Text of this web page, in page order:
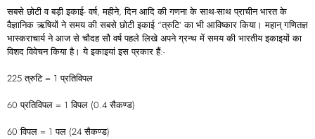
सबसे छोटी व बड़ी इकाई- वर्ष, महीने, दिन आदि की गणना के साथ-साथ प्राचीन भारत के
वैज्ञानिक ऋषियों ने समय की सबसे छोटी इकाई “त्रुटि’ का भी आविष्कार किया। महान्‌ गणितज्ञ
भास्कराचार्य ने आज से चौदह सौ वर्ष पहले लिखे अपने ग्रन्थ में समय की भारतीय इकाइयों का
विशद विवेचन किया है। ये इकाइयां इस प्रकार हैं:-
225 त्रुटि = 1 प्रतिविपल
60 प्रतिविपल = 1 विपल (0.4 सैकण्ड)
60 विपल = 1 पल (24 सैकण्ड)